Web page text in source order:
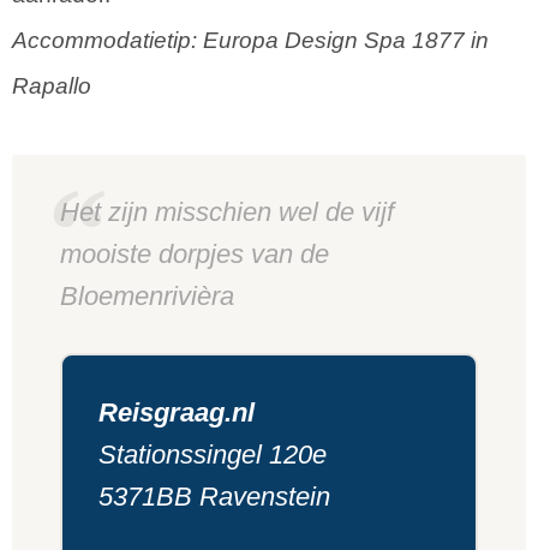
Accommodatietip: Europa Design Spa 1877 in
Rapallo
Het zijn misschien wel de vijf
mooiste dorpjes van de
Bloemenrivièra
Reisgraag.nl
Stationssingel 120e
5371BB Ravenstein